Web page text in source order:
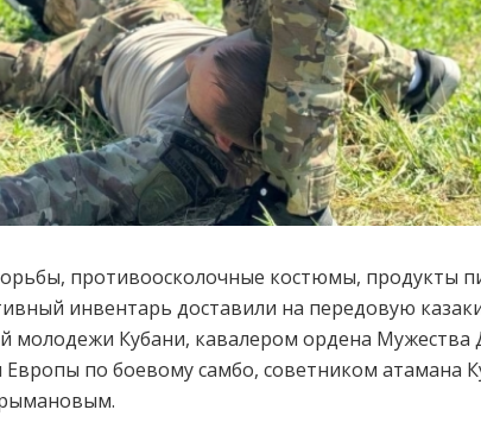
противоосколочные костюмы, продукты
инвентарь доставили на передовую
молодежи Кубани, кавалером ордена Мужества
по боевому самбо, советником атамана